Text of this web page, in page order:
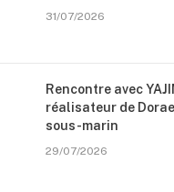
31/07/2026
Rencontre avec
réalisateur de
sous-marin
29/07/2026